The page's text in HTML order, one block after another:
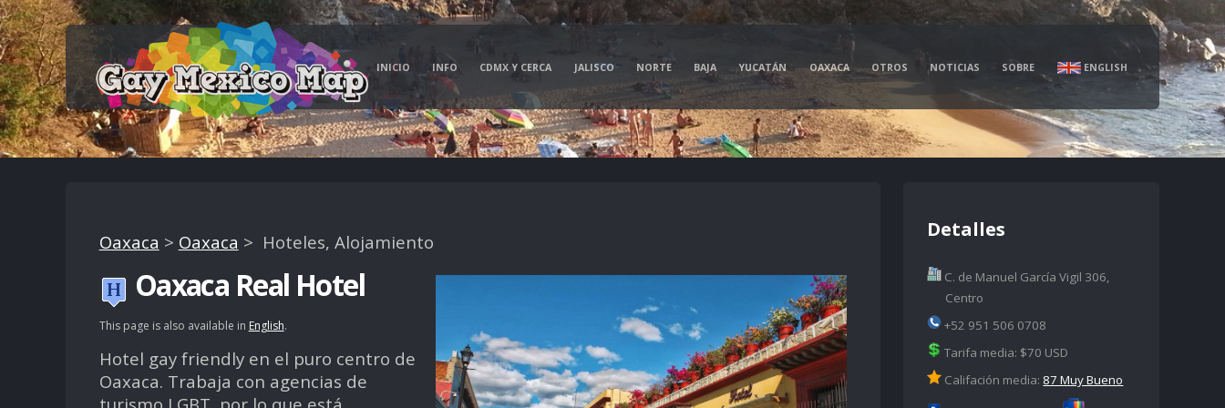
INICIO INFO CDMX Y CERCA JALISCO NORTE BAJA YUCATÁN OAXACA OTROS NOTICIAS SOBRE ENGLISH
Oaxaca > Oaxaca > Hoteles, Alojamiento
Oaxaca Real Hotel
This page is also available in English.
Hotel gay friendly en el puro centro de
Oaxaca. Trabaja con agencias de
Detalles
C. de Manuel García Vigil 306,
Centro
+52 951 506 0708
Tarifa media: $70 USD
Califación media: 87 Muy Bueno